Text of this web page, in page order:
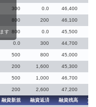
300 0.0 46,400
800 200 46,100
800 0.0 45,500
0.0 300 44,700
500 800 45,000
200 1,600 45,300
500 1,000 46,700
200 2,600
47,200
融資新規 融資返済 融資残高
貸
す